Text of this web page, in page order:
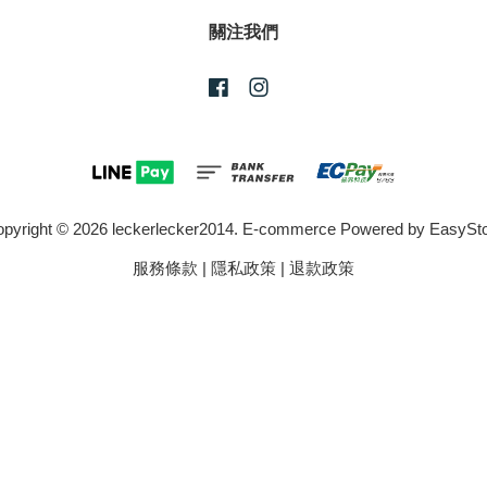
關注我們
Facebook
© 2026 leckerlecker2014. E-commerce Powered by
服務條款 | 隱私政策 | 退款政策